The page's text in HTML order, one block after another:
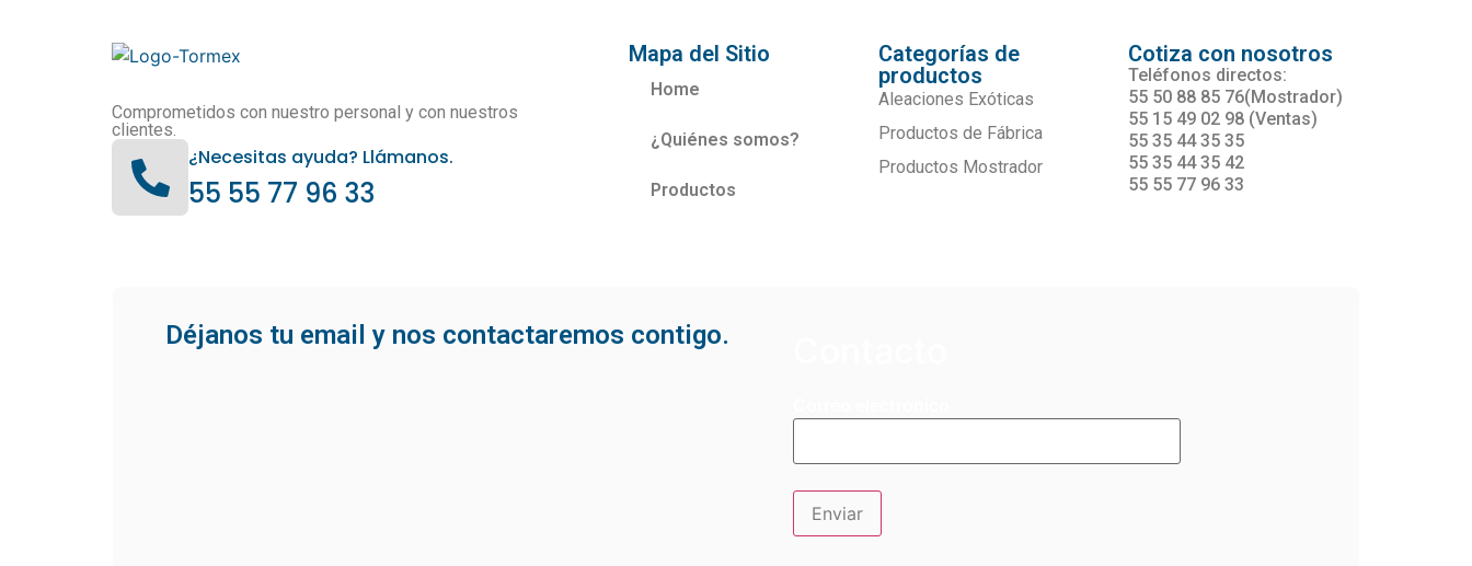
Comprometidos con nuestro personal y con nuestros
clientes.
¿Necesitas ayuda? Llámanos.
55 55 77 96 33
Mapa del Sitio
Home
¿Quiénes somos?
Productos
Categorías de
productos
Aleaciones Exóticas
Productos de Fábrica
Productos Mostrador
Cotiza con nosotros
Teléfonos directos:
55 50 88 85 76(Mostrador)
55 15 49 02 98 (Ventas)
55 35 44 35 35
55 35 44 35 42
55 55 77 96 33
Déjanos tu email y nos contactaremos contigo.